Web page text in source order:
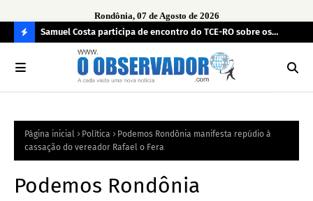
Rondônia, 07 de Agosto de 2026
O
R
Samuel Costa participa de encontro do TCE-RO sobre os
desafios de Rondônia para os próximos quatro anos
Página inicial Política
Podemos Rondônia manifesta repúdio à
cassação do vereador Rafael o Fera
Podemos Rondônia